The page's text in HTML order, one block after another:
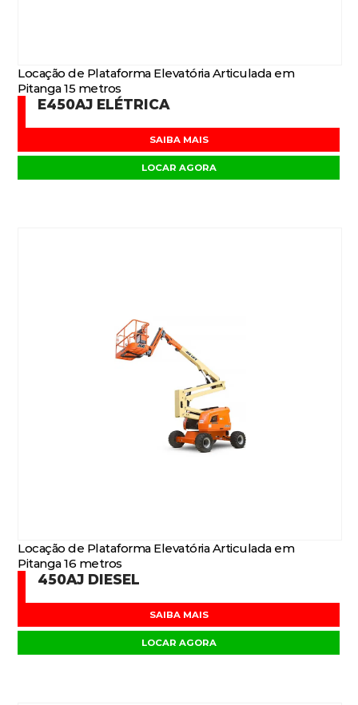
Locação de Plataforma Elevatória Articulada em
Pitanga 15 metros
E450AJ ELÉTRICA
SAIBA MAIS
LOCAR AGORA
Locação de Plataforma Elevatória Articulada em
Pitanga 16 metros
450AJ DIESEL
SAIBA MAIS
LOCAR AGORA